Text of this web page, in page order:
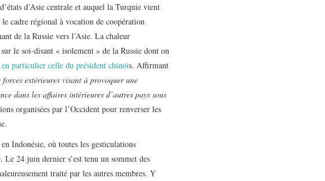
d’Asie centrale et auquel la Turquie vient
le cadre régional à vocation de coopération
de la Russie vers l’Asie. La chaleur
le soi-disant « isolement » de la Russie dont on
particulier celle du président chinois. Affirmant
extérieures visant à provoquer une
dans les affaires intérieures d’autres pays sous
organisées par l’Occident pour renverser les
Indonésie, où toutes les gesticulations
24 juin dernier s’est tenu un sommet des
traité par les autres membres. Y